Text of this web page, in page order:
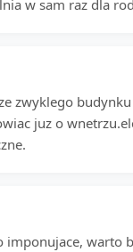
w sam raz dla
zwyklego
juz o
imponujace, warto